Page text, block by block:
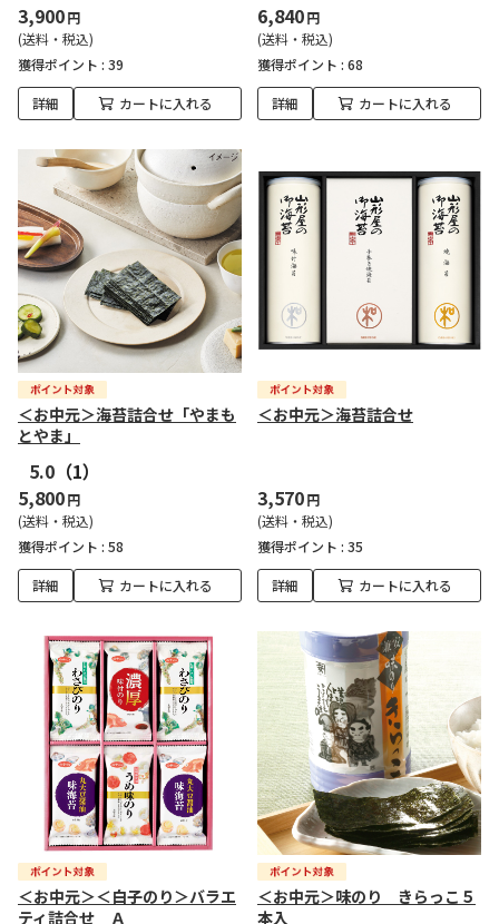
3,900円
(送料・税込)
獲得ポイント : 39
詳細 カートに入れる
6,840円
(送料・税込)
獲得ポイント : 68
詳細 カートに入れる
＜お中元＞海苔詰合せ「やまも
とやま」
5.0 （1）
5,800円
(送料・税込)
獲得ポイント : 58
詳細 カートに入れる
＜お中元＞海苔詰合せ
3,570円
(送料・税込)
獲得ポイント : 35
詳細 カートに入れる
＜お中元＞＜白子のり＞バラエ
ティ詰合せ Ａ
＜お中元＞味のり きらっこ５
本入